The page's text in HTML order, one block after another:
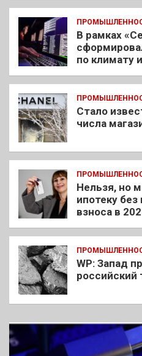
В рамках
по климату
Стало
числа
Нельзя, но
ипотеку
взноса в
WP: Запад
российский